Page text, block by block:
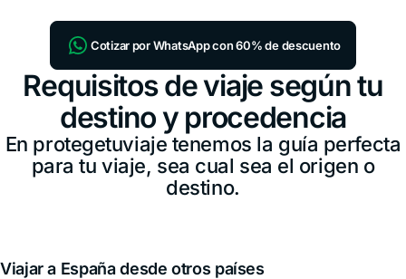
Cotizar por WhatsApp con 60% de descuento
Requisitos de viaje según tu
destino y procedencia
En protegetuviaje tenemos la guía perfecta
para tu viaje, sea cual sea el origen o
destino.
Viajar a España desde otros países